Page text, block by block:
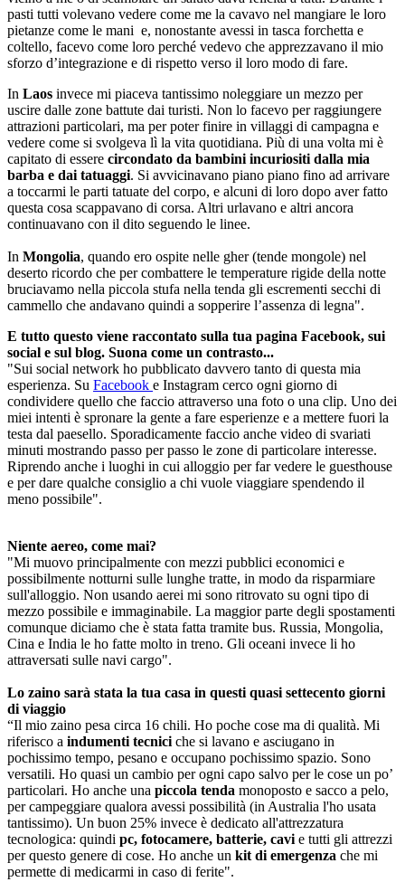
pasti tutti volevano vedere come me la cavavo nel mangiare le loro
pietanze come le mani e, nonostante avessi in tasca forchetta e
coltello, facevo come loro perché vedevo che apprezzavano il mio
sforzo d’integrazione e di rispetto verso il loro modo di fare.
In Laos invece mi piaceva tantissimo noleggiare un mezzo per
uscire dalle zone battute dai turisti. Non lo facevo per raggiungere
attrazioni particolari, ma per poter finire in villaggi di campagna e
vedere come si svolgeva lì la vita quotidiana. Più di una volta mi è
capitato di essere circondato da bambini incuriositi dalla mia
barba e dai tatuaggi. Si avvicinavano piano piano fino ad arrivare
a toccarmi le parti tatuate del corpo, e alcuni di loro dopo aver fatto
questa cosa scappavano di corsa. Altri urlavano e altri ancora
continuavano con il dito seguendo le linee.
In Mongolia, quando ero ospite nelle gher (tende mongole) nel
deserto ricordo che per combattere le temperature rigide della notte
bruciavamo nella piccola stufa nella tenda gli escrementi secchi di
cammello che andavano quindi a sopperire l’assenza di legna".
E tutto questo viene raccontato sulla tua pagina Facebook, sui
social e sul blog. Suona come un contrasto...
"Sui social network ho pubblicato davvero tanto di questa mia
esperienza. Su Facebook e Instagram cerco ogni giorno di
condividere quello che faccio attraverso una foto o una clip. Uno dei
miei intenti è spronare la gente a fare esperienze e a mettere fuori la
testa dal paesello. Sporadicamente faccio anche video di svariati
minuti mostrando passo per passo le zone di particolare interesse.
Riprendo anche i luoghi in cui alloggio per far vedere le guesthouse
e per dare qualche consiglio a chi vuole viaggiare spendendo il
meno possibile".
Niente aereo, come mai?
"Mi muovo principalmente con mezzi pubblici economici e
possibilmente notturni sulle lunghe tratte, in modo da risparmiare
sull'alloggio. Non usando aerei mi sono ritrovato su ogni tipo di
mezzo possibile e immaginabile. La maggior parte degli spostamenti
comunque diciamo che è stata fatta tramite bus. Russia, Mongolia,
Cina e India le ho fatte molto in treno. Gli oceani invece li ho
attraversati sulle navi cargo".
Lo zaino sarà stata la tua casa in questi quasi settecento giorni
di viaggio
“Il mio zaino pesa circa 16 chili. Ho poche cose ma di qualità. Mi
riferisco a indumenti tecnici che si lavano e asciugano in
pochissimo tempo, pesano e occupano pochissimo spazio. Sono
versatili. Ho quasi un cambio per ogni capo salvo per le cose un po’
particolari. Ho anche una piccola tenda monoposto e sacco a pelo,
per campeggiare qualora avessi possibilità (in Australia l'ho usata
tantissimo). Un buon 25% invece è dedicato all'attrezzatura
tecnologica: quindi pc, fotocamere, batterie, cavi e tutti gli attrezzi
per questo genere di cose. Ho anche un kit di emergenza che mi
permette di medicarmi in caso di ferite".